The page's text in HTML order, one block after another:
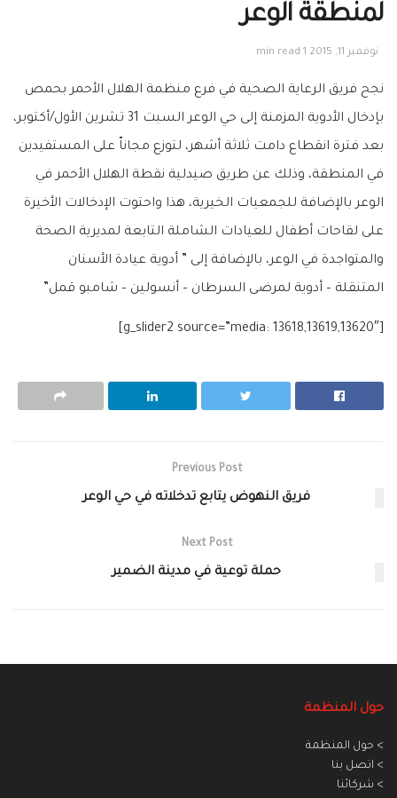
لمنطقة الوعر
نوفمبر 11, 2015 1 min read
نجح فريق الرعاية الصحية في فرع منظمة الهلال الأحمر بحمص
بإدخال الأدوية المزمنة إلى حي الوعر السبت 31 تشرين الأول/أكتوبر،
بعد فترة انقطاع دامت ثلاثة أشهر، لتوزع مجاناّ على المستفيدين
في المنطقة، وذلك عن طريق صيدلية نقطة الهلال الأحمر في
الوعر بالإضافة للجمعيات الخيرية، هذا واحتوت الإدخالات الأخيرة
على لقاحات أطفال للعيادات الشاملة التابعة لمديرية الصحة
والمتواجدة في الوعر، بالإضافة إلى ” أدوية عيادة الأسنان
المتنقلة – أدوية لمرضى السرطان – أنسولين – شامبو قمل”
[g_slider2 source=”media: 13618,13619,13620″]
Previous Post
فريق النهوض يتابع تدخلاته في حي الوعر
Next Post
حملة توعية في مدينة الضمير
حول المنظمة
> حول المنظمة
> اتصل بنا
> شركائنا